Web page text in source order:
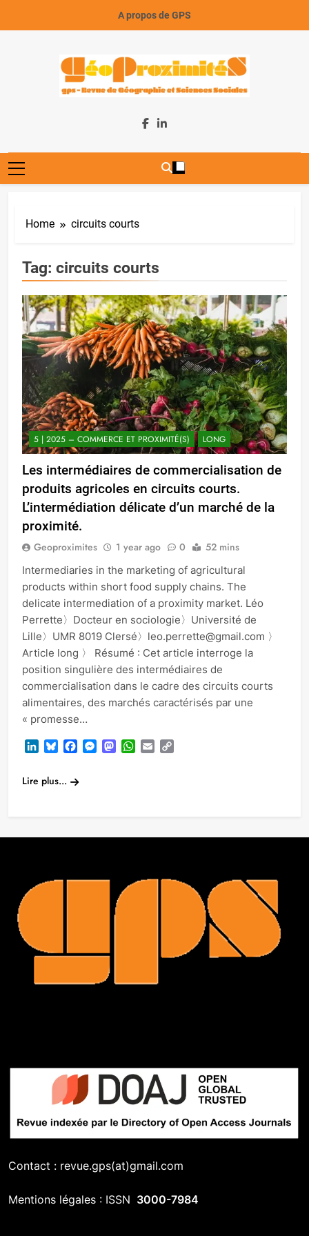
A propos de GPS
GeoProximiteS
Home circuits courts
Tag: circuits courts
5 | 2025 – COMMERCE ET PROXIMITÉ(S) LONG
Les intermédiaires de commercialisation de
produits agricoles en circuits courts.
L’intermédiation délicate d’un marché de la
proximité.
Geoproximites 1 year ago 0 52 mins
Intermediaries in the marketing of agricultural
products within short food supply chains. The
delicate intermediation of a proximity market. Léo
Perrette〉Docteur en sociologie〉Université de
Lille〉UMR 8019 Clersé〉leo.perrette@gmail.com 〉
Article long 〉 Résumé : Cet article interroge la
position singulière des intermédiaires de
commercialisation dans le cadre des circuits courts
alimentaires, des marchés caractérisés par une
« promesse…
LinkedInBlueskyFacebook
Messenger
Mastodon
WhatsApp
Email
Lire plus...
Contact : revue.gps(at)gmail.com
Mentions légales : ISSN 3000-7984